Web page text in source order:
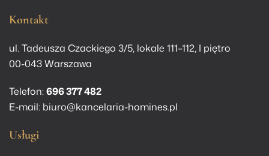
Kontakt
ul. Tadeusza Czackiego 3/5, lokale 111–112, I piętro
00-043 Warszawa
Telefon:696 377 482
E-mail: biuro@kancelaria-homines.pl
Usługi